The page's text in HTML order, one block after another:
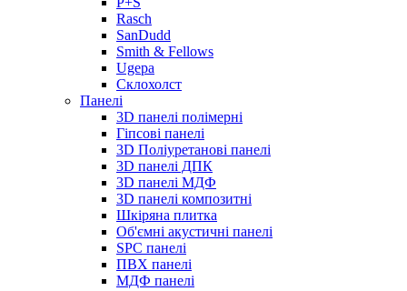
Rasch
SanDudd
Smith & Fellows
Ugepa
Склохолст
Панелі
3D панелі полімерні
Гіпсові панелі
3D Поліуретанові панелі
3D панелі ДПК
3D панелі МДФ
3D панелі композитні
Шкіряна плитка
Об'ємні акустичні панелі
SPC панелі
ПВХ панелі
МДФ панелі